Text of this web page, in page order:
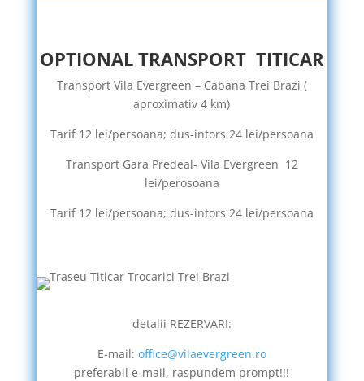
OPTIONAL TRANSPORT TITICAR
Transport Vila Evergreen – Cabana Trei Brazi (
aproximativ 4 km)
Tarif 12 lei/persoana; dus-intors 24 lei/persoana
Transport Gara Predeal- Vila Evergreen 12
lei/perosoana
Tarif 12 lei/persoana; dus-intors 24 lei/persoana
detalii REZERVARI:
E-mail: office@vilaevergreen.ro
preferabil e-mail, raspundem prompt!!!